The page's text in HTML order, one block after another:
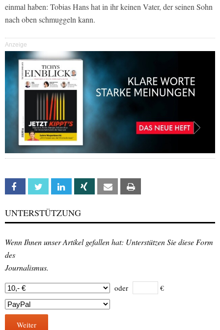
einmal haben: Tobias Hans hat in ihr keinen Vater, der seinen Sohn
nach oben schmuggeln kann.
Anzeige
Facebook Twitter Linkedin Xing Email
UNTERSTÜTZUNG
Wenn Ihnen unser Artikel gefallen hat: Unterstützen Sie diese Form
des
Journalismus.
oder €
Weiter